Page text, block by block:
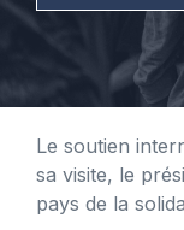
Le soutien
sa visite, le
pays de la